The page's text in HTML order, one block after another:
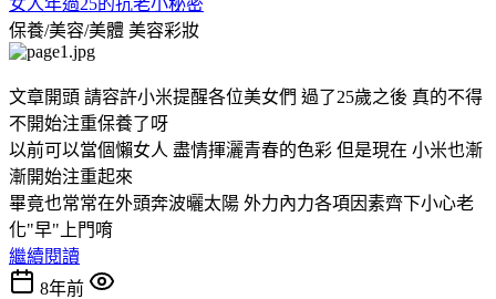
保養/美容/美體 美容彩妝
文章開頭 請容許小米提醒各位美女們 過了25歲之後 真的不得
不開始注重保養了呀
以前可以當個懶女人 盡情揮灑青春的色彩 但是現在 小米也漸
漸開始注重起來
畢竟也常常在外頭奔波曬太陽 外力內力各項因素齊下小心老
化"早"上門唷
繼續閱讀
8年前